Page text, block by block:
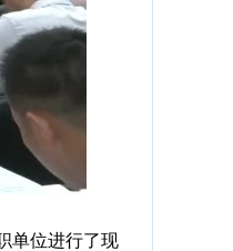
单位进行了现